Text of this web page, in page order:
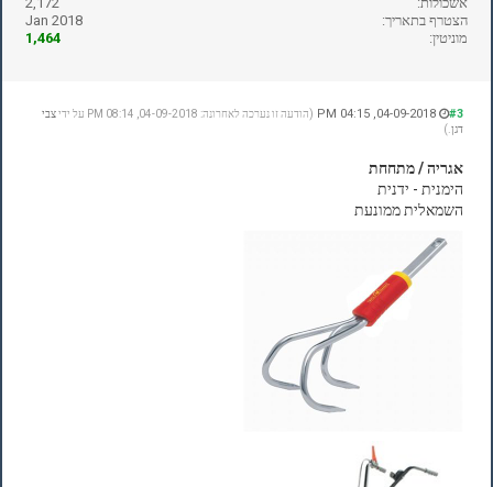
הצטרף בתאריך:
Jan 2018
מוניטין:
1,464
#3 (הודעה זו נערכה לאחרונה: 04-09-2018, 08:14 PM על ידי
צבי
דגן .)
אגריה / מתחחת
הימנית - ידנית
השמאלית ממונעת